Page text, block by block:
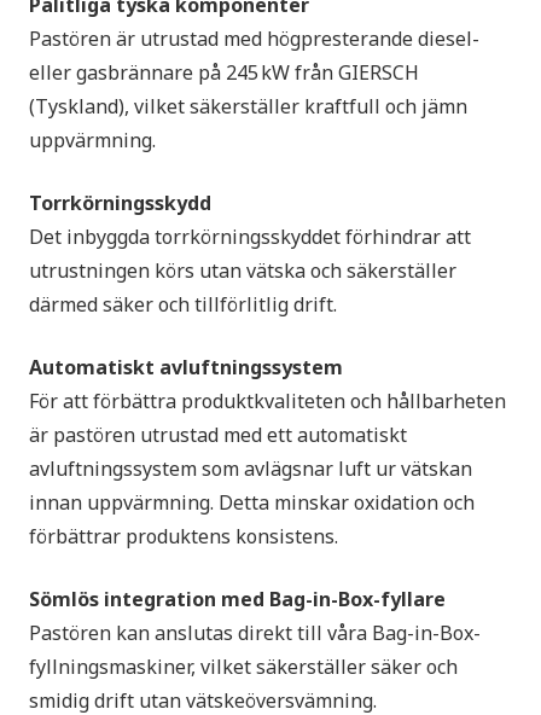
Pastören är utrustad med högpresterande diesel-
eller gasbrännare på 245 kW från GIERSCH
(Tyskland), vilket säkerställer kraftfull och jämn
uppvärmning.
Torrkörningsskydd
Det inbyggda torrkörningsskyddet förhindrar att
utrustningen körs utan vätska och säkerställer
därmed säker och tillförlitlig drift.
Automatiskt avluftningssystem
För att förbättra produktkvaliteten och hållbarheten
är pastören utrustad med ett automatiskt
avluftningssystem som avlägsnar luft ur vätskan
innan uppvärmning. Detta minskar oxidation och
förbättrar produktens konsistens.
Sömlös integration med Bag-in-Box-fyllare
Pastören kan anslutas direkt till våra Bag-in-Box-
fyllningsmaskiner, vilket säkerställer säker och
smidig drift utan vätskeöversvämning.